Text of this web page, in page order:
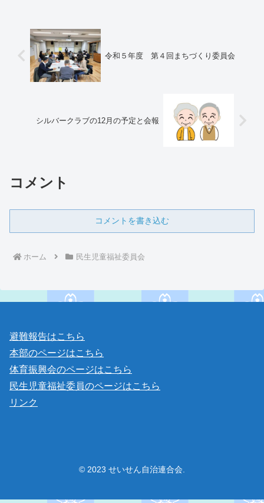
令和５年度 第４回まちづくり委員会
シルバークラブの12月の予定と会報
コメント
コメントを書き込む
ホーム 民生児童福祉委員会
避難報告はこちら
本部のページはこちら
体育振興会のページはこちら
民生児童福祉委員のページはこちら
リンク
© 2023 せいせん自治連合会.